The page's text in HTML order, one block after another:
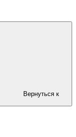
Вернуться к